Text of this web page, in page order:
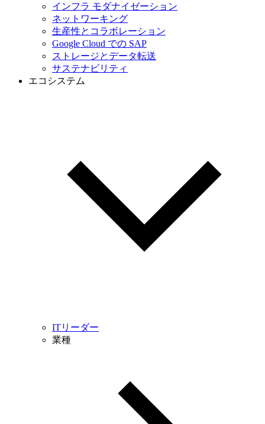
インフラ モダナイゼーション
ネットワーキング
生産性とコラボレーション
Google Cloud での SAP
ストレージとデータ転送
サステナビリティ
エコシステム
ITリーダー
業種